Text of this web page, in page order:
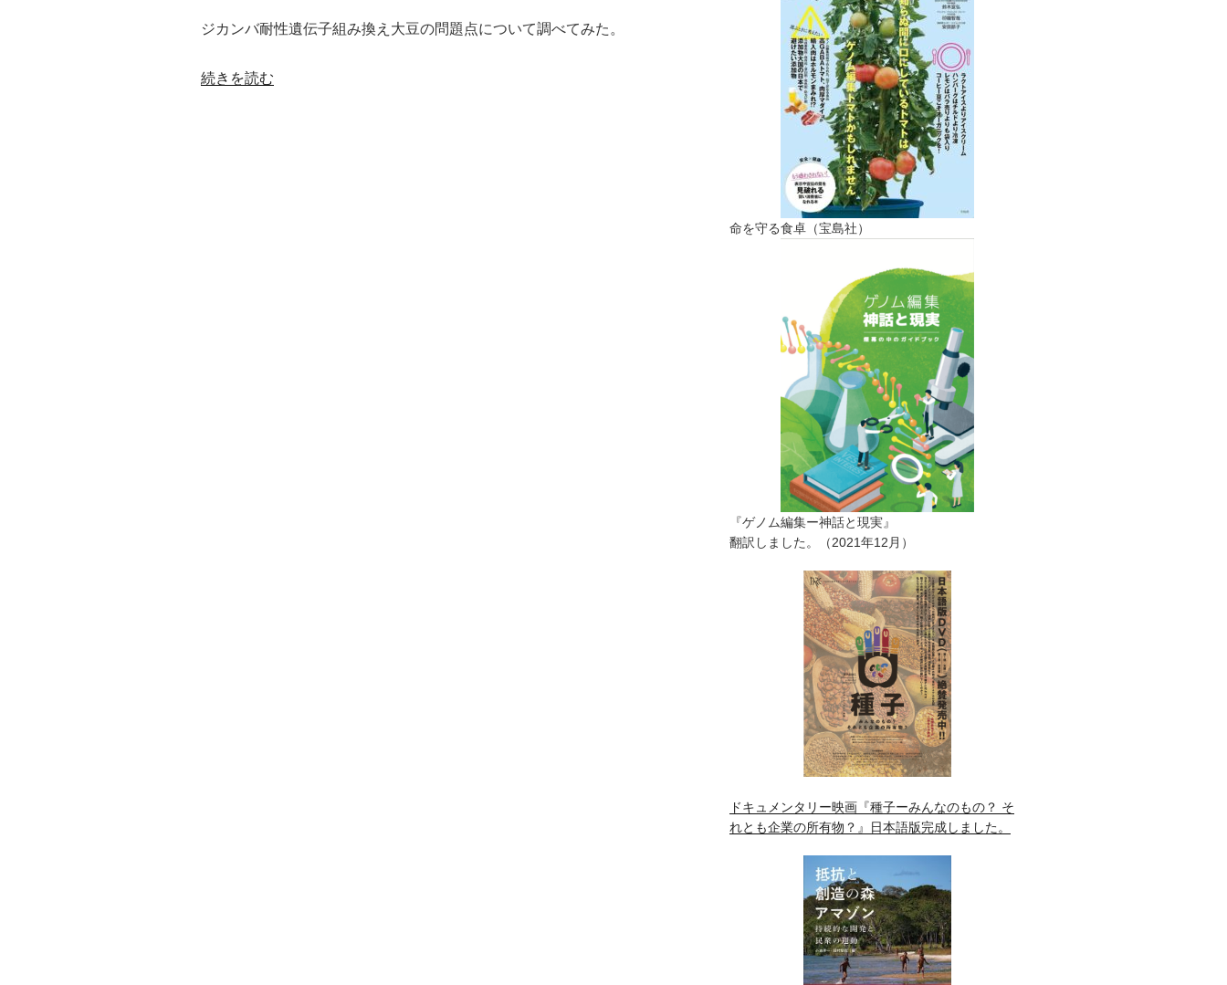
が
り
ジカンバ耐性遺伝子組み換え大豆の問題点について調べてみた。
“モ
続きを読む
命を守る食卓（宝島社）
『ゲノム編集ー神話と現実』
翻訳しました。（2021年12月）
ドキュメンタリー映画『種子ーみんなのもの？ そ
れとも企業の所有物？』日本語版完成しました。